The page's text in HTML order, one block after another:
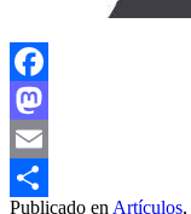
Facebook
Mastodon
Email
Publicado en Artículos,